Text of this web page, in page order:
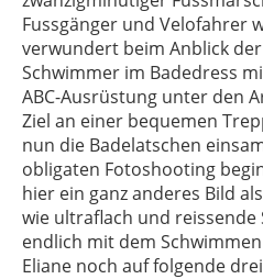
Fussgänger und Velofahrer
verwundert beim Anblick
Schwimmer im Badedress
ABC-Ausrüstung unter den
Ziel an einer bequemen
nun die Badelatschen
obligaten Fotoshooting
hier ein ganz anderes Bild
wie ultraflach und reissende
endlich mit dem
Eliane noch auf folgende